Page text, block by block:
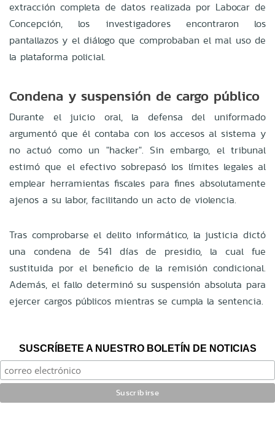
extracción completa de datos realizada por Labocar de
Concepción, los investigadores encontraron los
pantallazos y el diálogo que comprobaban el mal uso de
la plataforma policial.
Condena y suspensión de cargo público
Durante el juicio oral, la defensa del uniformado
argumentó que él contaba con los accesos al sistema y
no actuó como un "hacker". Sin embargo, el tribunal
estimó que el efectivo sobrepasó los límites legales al
emplear herramientas fiscales para fines absolutamente
ajenos a su labor, facilitando un acto de violencia.
Tras comprobarse el delito informático, la justicia dictó
una condena de 541 días de presidio, la cual fue
sustituida por el beneficio de la remisión condicional.
Además, el fallo determinó su suspensión absoluta para
ejercer cargos públicos mientras se cumpla la sentencia.
SUSCRÍBETE A NUESTRO BOLETÍN DE NOTICIAS